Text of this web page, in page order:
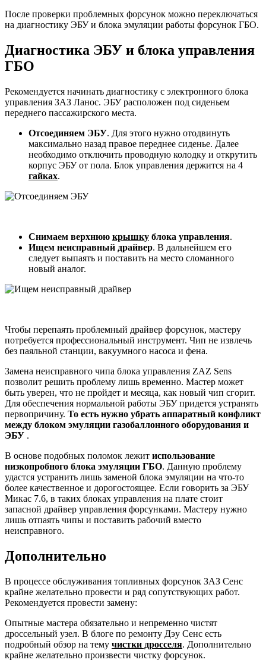
После проверки проблемных форсунок можно переключаться
на диагностику ЭБУ и блока эмуляции работы форсунок ГБО.
Диагностика ЭБУ и блока управления
ГБО
Рекомендуется начинать диагностику с электронного блока
управления ЗАЗ Ланос. ЭБУ расположен под сиденьем
переднего пассажирского места.
Отсоединяем ЭБУ. Для этого нужно отодвинуть
максимально назад правое переднее сиденье. Далее
необходимо отключить проводную колодку и открутить
корпус ЭБУ от пола. Блок управления держится на 4
гайках.
Снимаем верхнюю крышку блока управления.
Ищем неисправный драйвер. В дальнейшем его
следует выпаять и поставить на место сломанного
новый аналог.
Чтобы перепаять проблемный драйвер форсунок, мастеру
потребуется профессиональный инструмент. Чип не извлечь
без паяльной станции, вакуумного насоса и фена.
Замена неисправного чипа блока управления ZAZ Sens
позволит решить проблему лишь временно. Мастер может
быть уверен, что не пройдет и месяца, как новый чип сгорит.
Для обеспечения нормальной работы ЭБУ придется устранять
первопричину. То есть нужно убрать аппаратный конфликт
между блоком эмуляции газобаллонного оборудования и
ЭБУ .
В основе подобных поломок лежит использование
низкопробного блока эмуляции ГБО. Данную проблему
удастся устранить лишь заменой блока эмуляции на что-то
более качественное и дорогостоящее. Если говорить за ЭБУ
Микас 7.6, в таких блоках управления на плате стоит
запасной драйвер управления форсунками. Мастеру нужно
лишь отпаять чипы и поставить рабочий вместо
неисправного.
Дополнительно
В процессе обслуживания топливных форсунок ЗАЗ Сенс
крайне желательно провести и ряд сопутствующих работ.
Рекомендуется провести замену:
Опытные мастера обязательно и непременно чистят
дроссельный узел. В блоге по ремонту Дэу Сенс есть
подробный обзор на тему чистки дросселя. Дополнительно
крайне желательно произвести чистку форсунок.